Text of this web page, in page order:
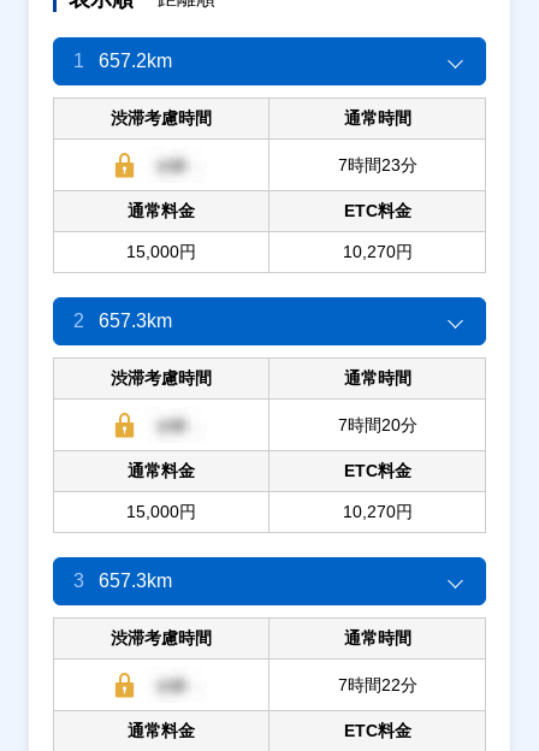
1 657.2km
渋滞考慮時間 通常時間
7時間23分
通常料金
15,000円
ETC料金
10,270円
2 657.3km
渋滞考慮時間 通常時間
7時間20分
通常料金
15,000円
ETC料金
10,270円
3 657.3km
渋滞考慮時間 通常時間
7時間22分
通常料金 ETC料金